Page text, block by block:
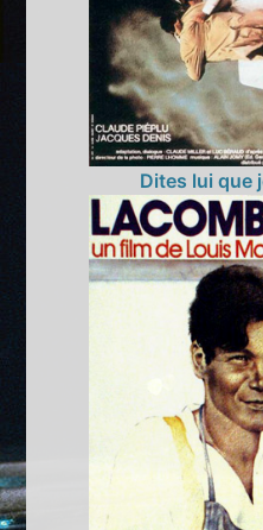
Dites lui que